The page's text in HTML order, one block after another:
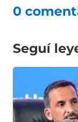
0
Seguí